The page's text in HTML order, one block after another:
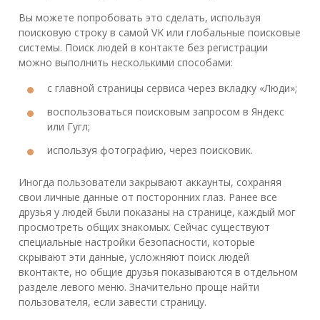
Вы можете попробовать это сделать, используя
поисковую строку в самой VK или глобальные поисковые
системы. Поиск людей в контакте без регистрации
можно выполнить несколькими способами:
с главной страницы сервиса через вкладку «Люди»;
воспользоваться поисковым запросом в Яндекс
или Гугл;
используя фотографию, через поисковик.
Иногда пользователи закрывают аккаунты, сохраняя
свои личные данные от посторонних глаз. Ранее все
друзья у людей были показаны на странице, каждый мог
просмотреть общих знакомых. Сейчас существуют
специальные настройки безопасности, которые
скрывают эти данные, усложняют поиск людей
вконтакте, но общие друзья показываются в отдельном
разделе левого меню. Значительно проще найти
пользователя, если завести страницу.